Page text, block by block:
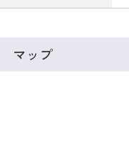
マップ